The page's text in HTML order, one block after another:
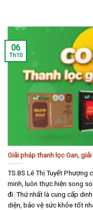
Giải pháp thanh lọc Gan,
TS.BS Lê Thị Tuyết Phượng
minh, luôn thực hiện song
đi. Thứ nhất là cung cấp
diện, bảo vệ sức khỏe tốt
06
Th10